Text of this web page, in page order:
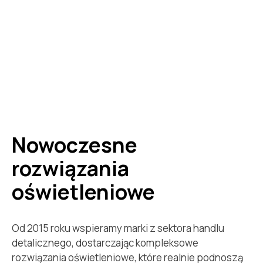
Nowoczesne
rozwiązania
oświetleniowe
Od 2015 roku wspieramy marki z sektora handlu
detalicznego, dostarczając kompleksowe
rozwiązania oświetleniowe, które realnie podnoszą